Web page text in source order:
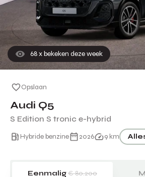
68x bekeken deze week
Opslaan
Audi Q5
S Edition S tronic e-hybrid
Hybride benzine 2026 9 km
Eenmalig€ 80.200